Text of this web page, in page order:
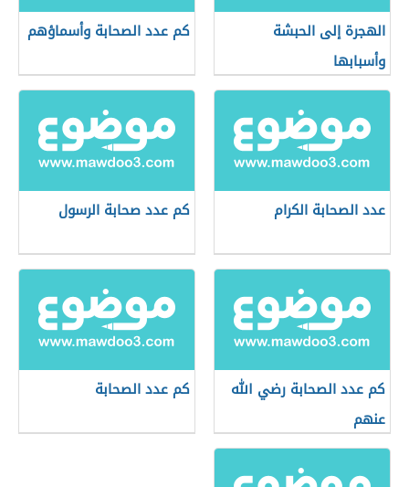
الهجرة إلى الحبشة
وأسبابها
كم عدد الصحابة وأسماؤهم
عدد الصحابة الكرام كم عدد صحابة الرسول
كم عدد الصحابة رضي الله
عنهم
كم عدد الصحابة